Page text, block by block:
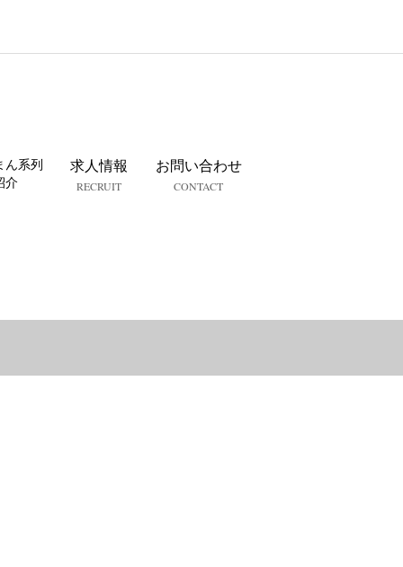
ん系列
介
求人情報
RECRUIT
お問い合わせ
CONTACT